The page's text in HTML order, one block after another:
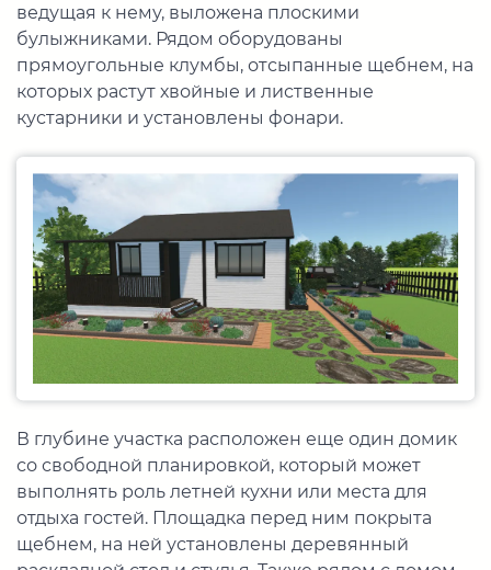
ведущая к нему, выложена плоскими
булыжниками. Рядом оборудованы
прямоугольные клумбы, отсыпанные щебнем, на
которых растут хвойные и лиственные
кустарники и установлены фонари.
В глубине участка расположен еще один домик
со свободной планировкой, который может
выполнять роль летней кухни или места для
отдыха гостей. Площадка перед ним покрыта
щебнем, на ней установлены деревянный